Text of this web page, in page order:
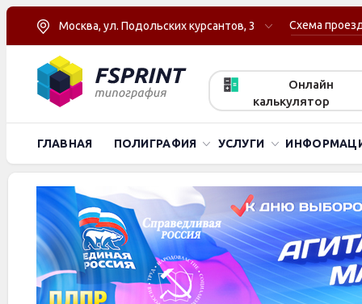
Москва, ул. Подольских курсантов, 3 Схема
Онлайн
калькулятор
ГЛАВНАЯ ПОЛИГРАФИЯ УСЛУГИ